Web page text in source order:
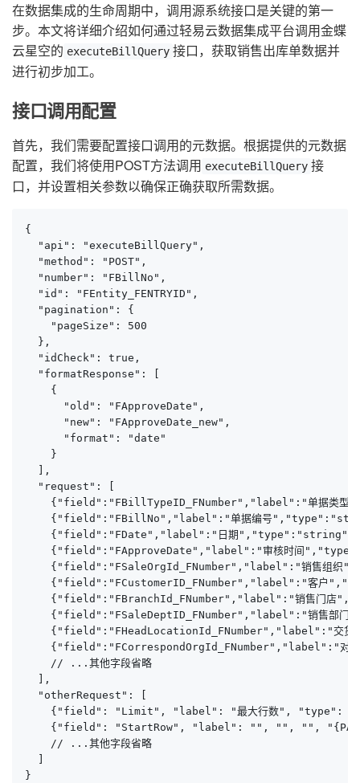
在数据集成的生命周期中，调用源系统接口是关键的第一
步。本文将详细介绍如何通过轻易云数据集成平台调用金蝶
云星空的 executeBillQuery 接口，获取销售出库单数据并
进行初步加工。
接口调用配置
首先，我们需要配置接口调用的元数据。根据提供的元数据
配置，我们将使用POST方法调用 executeBillQuery 接
口，并设置相关参数以确保正确获取所需数据。
{
  "api": "executeBillQuery",
  "method": "POST",
  "number": "FBillNo",
  "id": "FEntity_FENTRYID",
  "pagination": {
    "pageSize": 500
  },
  "idCheck": true,
  "formatResponse": [
    {
      "old": "FApproveDate",
      "new": "FApproveDate_new",
      "format": "date"
    }
  ],
  "request": [
{"field":"FBillTypeID_FNumber","label":"单据类
{"field":"FBillNo","label":"单据编号
{"field":"FDate","label":"日期
{"field":"FApproveDate","label":"审核时间
{"field":"FSaleOrgId_FNumber","label":"销售组织
{"field":"FCustomerID_FNumber","label":"客户
{"field":"FBranchId_FNumber","label":"销售门店
{"field":"FSaleDeptID_FNumber","label":"销售部
{"field":"FHeadLocationId_FNumber","label":"交
{"field":"FCorrespondOrgId_FNumber","label":"对
    // ...其他字段省略
  ],
  "otherRequest": [
{"field": "Limit", "label": "最大行数", "type":
{"field": "StartRow", "label": "", "", "",
    // ...其他字段省略
}